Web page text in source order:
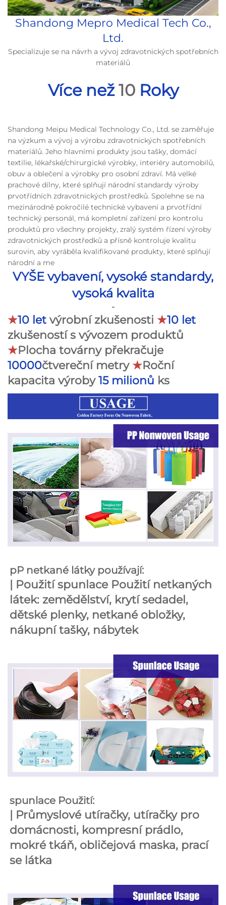
Shandong Mepro Medical Tech Co.,
Ltd.
Specializuje se na návrh a vývoj zdravotnických spotřebních
materiálů
Více než10 Roky
Shandong Meipu Medical Technology Co., Ltd. se zaměřuje
na výzkum a vývoj a výrobu zdravotnických spotřebních
materiálů. Jeho hlavními produkty jsou tašky, domácí
textilie, lékařské/chirurgické výrobky, interiéry automobilů,
obuv a oblečení a výrobky pro osobní zdraví. Má velké
prachové dílny, které splňují národní standardy výroby
prvotřídních zdravotnických prostředků. Spolehne se na
mezinárodně pokročilé technické vybavení a prvotřídní
technický personál, má kompletní zařízení pro kontrolu
produktů pro všechny projekty, zralý systém řízení výroby
zdravotnických prostředků a přísně kontroluje kvalitu
surovin, aby vyráběla kvalifikované produkty, které splňují
národní a me
VYŠE vybavení, vysoké standardy,
vysoká kvalita
-
★10 let výrobní zkušenosti ★10 let
zkušeností s vývozem produktů
★Plocha továrny překračuje
10000čtvereční metry ★Roční
kapacita výroby15 milionů ks
pP netkané látky používají:
| Použití spunlace Použití netkaných
látek: zemědělství, krytí sedadel,
dětské plenky, netkané obložky,
nákupní tašky, nábytek
spunlace Použití:
| Průmyslové utíračky, utíračky pro
domácnosti, kompresní prádlo,
mokré tkáň, obličejová maska, prací
se látka